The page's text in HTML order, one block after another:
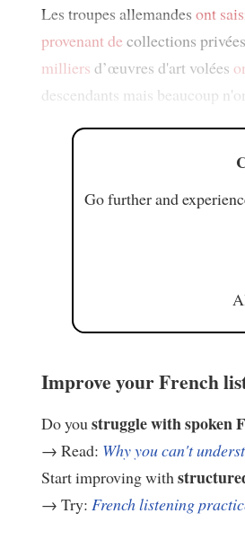
Les troupes allemandes ont
provenant decollections privées
milliers d’œuvres d'art volées
descendants mais beaucoup
Go further and
Improve your French
Do youstruggle with spoken
→ Read: Why you can't
Start improving with
→ Try: French listening